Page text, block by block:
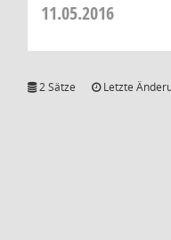
11.05.2016
2 Sätze Letzte